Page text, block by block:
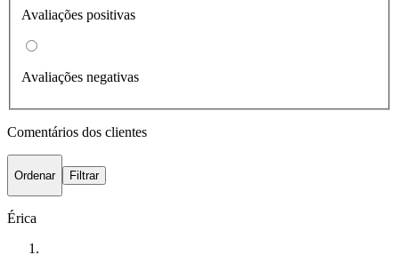
Avaliações positivas
Avaliações negativas
Comentários dos clientes
Ordenar Filtrar
Érica